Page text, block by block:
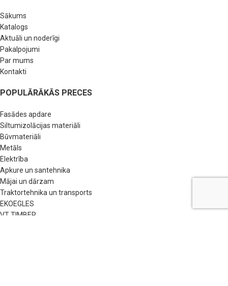
Sākums
Katalogs
Aktuāli un noderīgi
Pakalpojumi
Par mums
Kontakti
POPULĀRĀKĀS PRECES
Fasādes apdare
Siltumizolācijas materiāli
Būvmateriāli
Metāls
Elektrība
Apkure un santehnika
Mājai un dārzam
Traktortehnika un transports
EKOEGLES
VT TIMBER